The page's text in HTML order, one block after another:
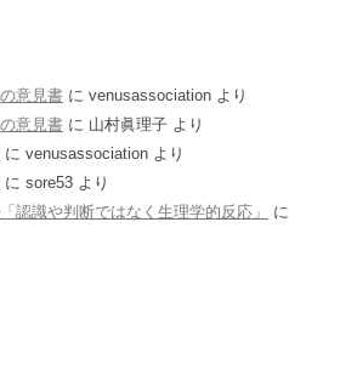
意見書 に venusassociation より
意見書 に 山村眞理子 より
に venusassociation より
に sore53 より
認識や判断ではなく生理学的反応」
に